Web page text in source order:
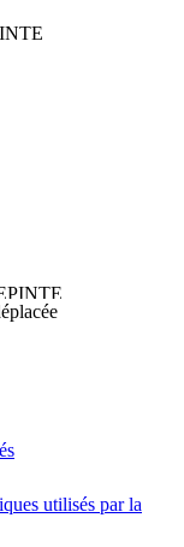
utilisés par la